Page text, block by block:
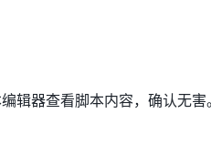
辑器查看脚本内容，确认无害